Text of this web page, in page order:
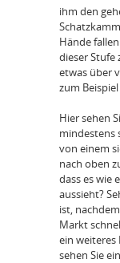
ihm den
Hände
dieser Stufe
etwas über
zum
Hier sehen
mindestens
von einem
nach oben
dass es wie
aussieht?
ist,
Markt
ein weiteres
sehen Sie